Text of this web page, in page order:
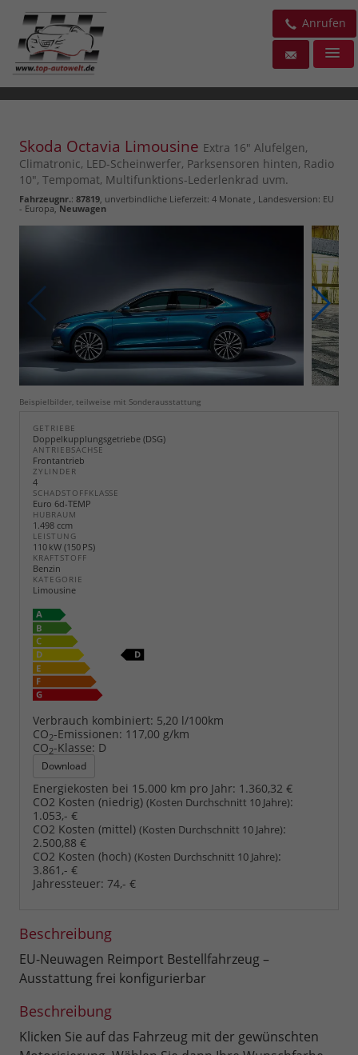
Anrufen
Skoda Octavia Limousine Extra 16" Alufelgen,
Climatronic, LED-Scheinwerfer, Parksensoren hinten, Radio
10", Tempomat, Multifunktions-Lederlenkrad uvm.
Fahrzeugnr.: 87819 , unverbindliche Lieferzeit: 4 Monate , Landesversion: EU
- Europa,Neuwagen
Beispielbilder, teilweise mit Sonderausstattung
GETRIEBE
Doppelkupplungsgetriebe (DSG)
ANTRIEBSACHSE
Frontantrieb
ZYLINDER
4
SCHADSTOFFKLASSE
Euro 6d-TEMP
HUBRAUM
1.498 ccm
LEISTUNG
110 kW (150 PS)
KRAFTSTOFF
Benzin
KATEGORIE
Limousine
Verbrauch kombiniert: 5,20 l/100km
CO2-Emissionen: 117,00 g/km
CO2-Klasse: D
Download
Energiekosten bei 15.000 km pro Jahr: 1.360,32 €
CO2 Kosten (niedrig) (Kosten Durchschnitt 10 Jahre):
1.053,- €
CO2 Kosten (mittel) (Kosten Durchschnitt 10 Jahre):
2.500,88 €
CO2 Kosten (hoch) (Kosten Durchschnitt 10 Jahre):
3.861,- €
Jahressteuer: 74,- €
Beschreibung
EU-Neuwagen Reimport Bestellfahrzeug –
Ausstattung frei konfigurierbar
Beschreibung
Klicken Sie auf das Fahrzeug mit der gewünschten